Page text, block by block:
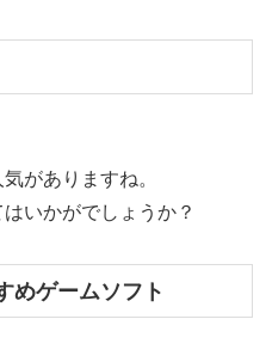
がありますね。
いかがでしょうか？
めゲームソフト